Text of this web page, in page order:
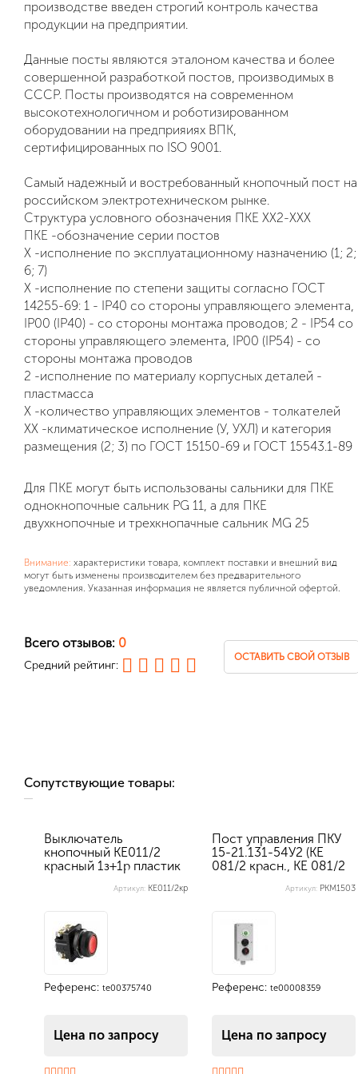
производстве введен строгий контроль качества
продукции на предприятии.
Данные посты являются эталоном качества и более
совершенной разработкой постов, производимых в
СССР. Посты производятся на современном
высокотехнологичном и роботизированном
оборудовании на предприяиях ВПК,
сертифицированных по ISO 9001.
Самый надежный и востребованный кнопочный пост на
российском электротехническом рынке.
Структура условного обозначения ПКЕ ХХ2-XХХ
ПКЕ -обозначение серии постов
X -исполнение по эксплуатационному назначению (1; 2;
6; 7)
X -исполнение по степени защиты согласно ГОСТ
14255-69: 1 - IP40 со стороны управляющего элемента,
IP00 (IP40) - со стороны монтажа проводов; 2 - IP54 со
стороны управляющего элемента, IP00 (IP54) - со
стороны монтажа проводов
2 -исполнение по материалу корпусных деталей -
пластмасса
X -количество управляющих элементов - толкателей
XX -климатическое исполнение (У, УХЛ) и категория
размещения (2; 3) по ГОСТ 15150-69 и ГОСТ 15543.1-89
Для ПКЕ могут быть использованы сальники для ПКЕ
однокнопочные сальник PG 11, а для ПКЕ
двухкнопочные и трехкнопачные сальник MG 25
Внимание: характеристики товара, комплект поставки и внешний вид
могут быть изменены производителем без предварительного
уведомления. Указанная информация не является публичной офертой.
Всего отзывов: 0
Средний рейтинг:
ОСТАВИТЬ СВОЙ ОТЗЫВ
Сопутствующие товары:
Выключатель
кнопочный КЕ011/2
красный 1з+1р пластик
Артикул: КЕ011/2кр
Референс: te00375740
Цена по запросу
Пост управления ПКУ
15-21.131-54У2 (КЕ
081/2 красн., КЕ 081/2
Артикул: PKM1503
Референс: te00008359
Цена по запросу